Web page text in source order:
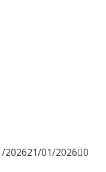
202621/01/2026 0